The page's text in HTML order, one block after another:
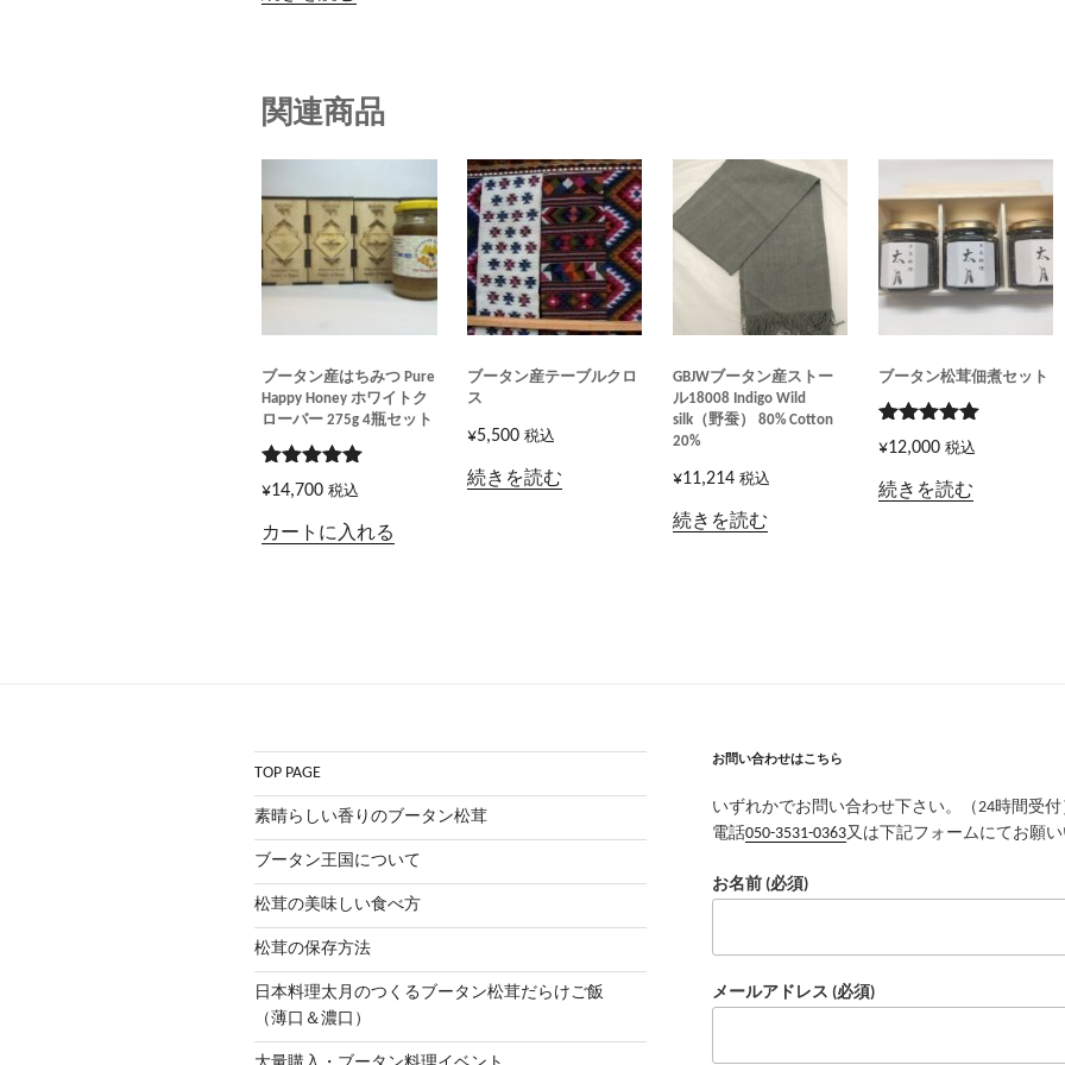
関連商品
ブータン産はちみつ Pure
Happy Honey ホワイトク
ローバー 275g 4瓶セット
5段階で
5.00の評価
¥14,700 税込
カートに入れる
ブータン産テーブルクロ
ス
¥5,500 税込
続きを読む
GBJWブータン産ストー
ル18008 Indigo Wild
silk（野蚕） 80% Cotton
20%
¥11,214 税込
続きを読む
ブータン松茸佃煮セット
5段階で
5.00の評価
¥12,000 税込
続きを読む
TOP PAGE
素晴らしい香りのブータン松茸
ブータン王国について
松茸の美味しい食べ方
松茸の保存方法
日本料理太月のつくるブータン松茸だらけご飯
（薄口＆濃口）
お問い合わせはこちら
いずれかでお問い合わせ下さい。（24時間受付
電話050-3531-0363又は下記フォームにてお願い
お名前 (必須)
メールアドレス (必須)